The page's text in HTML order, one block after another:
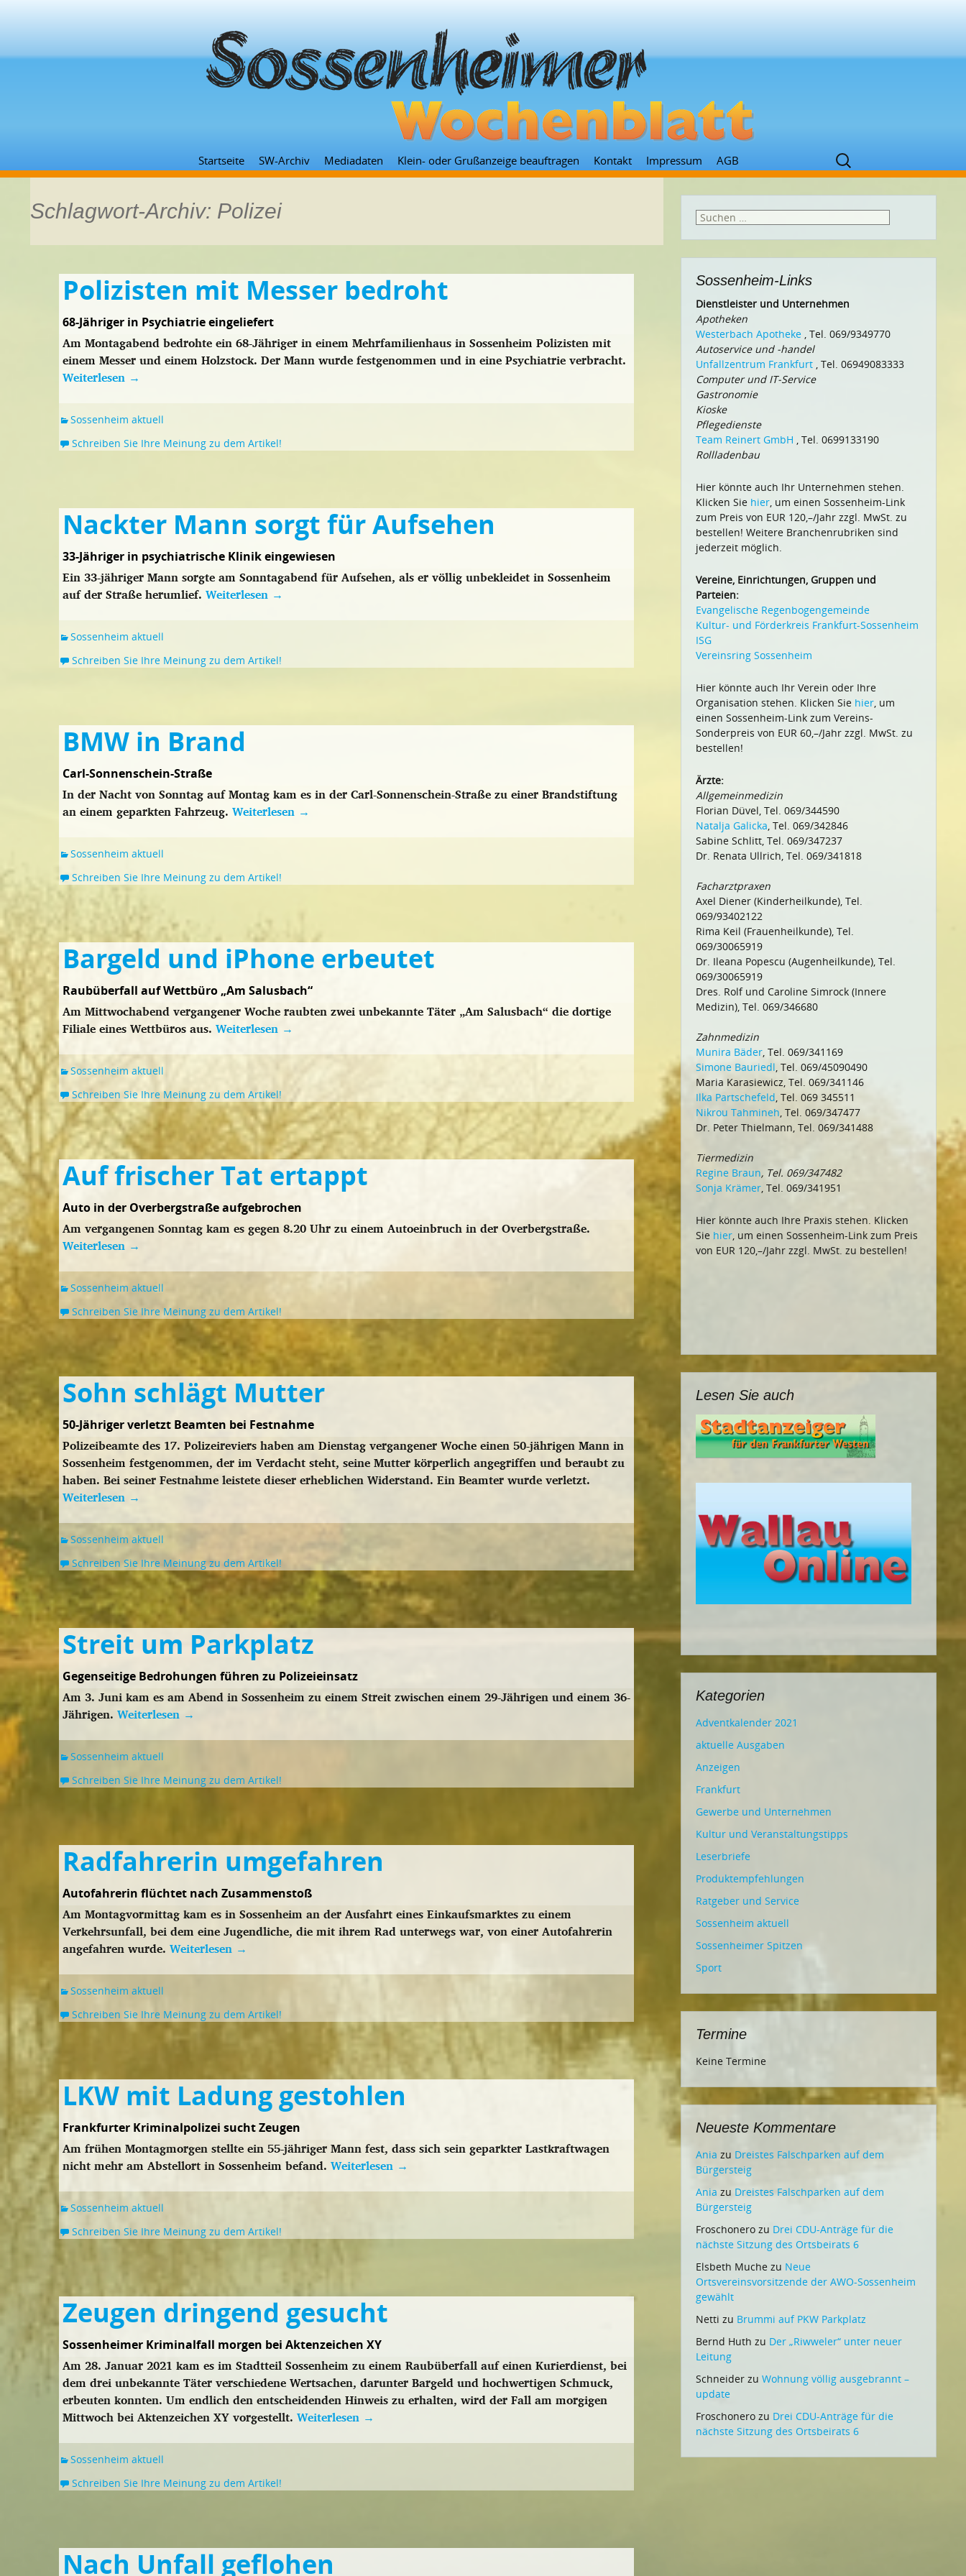
Zum
Inhalt
Startseite SW-Archiv Mediadaten Klein- oder Grußanzeige beauftragen Kontakt Impressum AGB
Suchen
nach:
Schlagwort-Archiv: Polizei
Polizisten mit Messer bedroht
68-Jähriger in Psychiatrie eingeliefert
Am Montagabend bedrohte ein 68-Jähriger in einem Mehrfamilienhaus in Sossenheim Polizisten mit
einem Messer und einem Holzstock. Der Mann wurde festgenommen und in eine Psychiatrie verbracht.
Weiterlesen →
Sossenheim aktuell
Schreiben Sie Ihre Meinung zu dem Artikel!
Nackter Mann sorgt für Aufsehen
33-Jähriger in psychiatrische Klinik eingewiesen
Ein 33-jähriger Mann sorgte am Sonntagabend für Aufsehen, als er völlig unbekleidet in Sossenheim
auf der Straße herumlief. Weiterlesen →
Sossenheim aktuell
Schreiben Sie Ihre Meinung zu dem Artikel!
BMW in Brand
Carl-Sonnenschein-Straße
In der Nacht von Sonntag auf Montag kam es in der Carl-Sonnenschein-Straße zu einer Brandstiftung
an einem geparkten Fahrzeug. Weiterlesen →
Sossenheim aktuell
Schreiben Sie Ihre Meinung zu dem Artikel!
Bargeld und iPhone erbeutet
Raubüberfall auf Wettbüro „Am Salusbach“
Am Mittwochabend vergangener Woche raubten zwei unbekannte Täter „Am Salusbach“ die dortige
Filiale eines Wettbüros aus. Weiterlesen →
Sossenheim aktuell
Schreiben Sie Ihre Meinung zu dem Artikel!
Auf frischer Tat ertappt
Auto in der Overbergstraße aufgebrochen
Am vergangenen Sonntag kam es gegen 8.20 Uhr zu einem Autoeinbruch in der Overbergstraße.
Weiterlesen →
Sossenheim aktuell
Schreiben Sie Ihre Meinung zu dem Artikel!
Sohn schlägt Mutter
50-Jähriger verletzt Beamten bei Festnahme
Polizeibeamte des 17. Polizeireviers haben am Dienstag vergangener Woche einen 50-jährigen Mann in
Sossenheim festgenommen, der im Verdacht steht, seine Mutter körperlich angegriffen und beraubt zu
haben. Bei seiner Festnahme leistete dieser erheblichen Widerstand. Ein Beamter wurde verletzt.
Weiterlesen →
Sossenheim aktuell
Schreiben Sie Ihre Meinung zu dem Artikel!
Streit um Parkplatz
Gegenseitige Bedrohungen führen zu Polizeieinsatz
Am 3. Juni kam es am Abend in Sossenheim zu einem Streit zwischen einem 29-Jährigen und einem 36-
Jährigen. Weiterlesen →
Sossenheim aktuell
Schreiben Sie Ihre Meinung zu dem Artikel!
Radfahrerin umgefahren
Autofahrerin flüchtet nach Zusammenstoß
Am Montagvormittag kam es in Sossenheim an der Ausfahrt eines Einkaufsmarktes zu einem
Verkehrsunfall, bei dem eine Jugendliche, die mit ihrem Rad unterwegs war, von einer Autofahrerin
angefahren wurde. Weiterlesen →
Sossenheim aktuell
Schreiben Sie Ihre Meinung zu dem Artikel!
LKW mit Ladung gestohlen
Frankfurter Kriminalpolizei sucht Zeugen
Am frühen Montagmorgen stellte ein 55-jähriger Mann fest, dass sich sein geparkter Lastkraftwagen
nicht mehr am Abstellort in Sossenheim befand. Weiterlesen →
Sossenheim aktuell
Schreiben Sie Ihre Meinung zu dem Artikel!
Zeugen dringend gesucht
Sossenheimer Kriminalfall morgen bei Aktenzeichen XY
Am 28. Januar 2021 kam es im Stadtteil Sossenheim zu einem Raubüberfall auf einen Kurierdienst, bei
dem drei unbekannte Täter verschiedene Wertsachen, darunter Bargeld und hochwertigen Schmuck,
erbeuten konnten. Um endlich den entscheidenden Hinweis zu erhalten, wird der Fall am morgigen
Mittwoch bei Aktenzeichen XY vorgestellt. Weiterlesen →
Sossenheim aktuell
Schreiben Sie Ihre Meinung zu dem Artikel!
Nach Unfall geflohen
Suchen
Sossenheim-Links
Dienstleister und Unternehmen
Apotheken
Westerbach Apotheke, Tel. 069/9349770
Autoservice und -handel
Unfallzentrum Frankfurt, Tel. 06949083333
Computer und IT-Service
Gastronomie
Kioske
Pflegedienste
Team Reinert GmbH , Tel. 0699133190
Rollladenbau
Hier könnte auch Ihr Unternehmen stehen.
Klicken Sie hier, um einen Sossenheim-Link
zum Preis von EUR 120,–/Jahr zzgl. MwSt. zu
bestellen! Weitere Branchenrubriken sind
jederzeit möglich.
Vereine, Einrichtungen, Gruppen und
Parteien:
Evangelische Regenbogengemeinde
Kultur- und Förderkreis Frankfurt-Sossenheim
ISG
Vereinsring Sossenheim
Hier könnte auch Ihr Verein oder Ihre
Organisation stehen. Klicken Sie hier, um
einen Sossenheim-Link zum Vereins-
Sonderpreis von EUR 60,–/Jahr zzgl. MwSt. zu
bestellen!
Ärzte:
Allgemeinmedizin
Florian Düvel, Tel. 069/344590
Natalja Galicka, Tel. 069/342846
Sabine Schlitt, Tel. 069/347237
Dr. Renata Ullrich, Tel. 069/341818
Facharztpraxen
Axel Diener (Kinderheilkunde), Tel.
069/93402122
Rima Keil (Frauenheilkunde), Tel.
069/30065919
Dr. Ileana Popescu (Augenheilkunde), Tel.
069/30065919
Dres. Rolf und Caroline Simrock (Innere
Medizin), Tel. 069/346680
Zahnmedizin
Munira Bäder, Tel. 069/341169
Simone Bauriedl, Tel. 069/45090490
Maria Karasiewicz, Tel. 069/341146
Ilka Partschefeld, Tel. 069 345511
Nikrou Tahmineh, Tel. 069/347477
Dr. Peter Thielmann, Tel. 069/341488
Tiermedizin
Regine Braun, Tel. 069/347482
Sonja Krämer, Tel. 069/341951
Hier könnte auch Ihre Praxis stehen. Klicken
Sie hier, um einen Sossenheim-Link zum Preis
von EUR 120,–/Jahr zzgl. MwSt. zu bestellen!
Lesen Sie auch
Kategorien
Adventkalender 2021
aktuelle Ausgaben
Anzeigen
Frankfurt
Gewerbe und Unternehmen
Kultur und Veranstaltungstipps
Leserbriefe
Produktempfehlungen
Ratgeber und Service
Sossenheim aktuell
Sossenheimer Spitzen
Sport
Termine
Keine Termine
Neueste Kommentare
Ania zu Dreistes Falschparken auf dem
Bürgersteig
Ania zu Dreistes Falschparken auf dem
Bürgersteig
Froschonerozu Drei CDU-Anträge für die
nächste Sitzung des Ortsbeirats 6
Elsbeth Muchezu Neue
Ortsvereinsvorsitzende der AWO-Sossenheim
gewählt
Netti zu Brummi auf PKW Parkplatz
Bernd Huth zu Der „Riwweler“ unter neuer
Leitung
Schneiderzu Wohnung völlig ausgebrannt –
update
Froschonerozu Drei CDU-Anträge für die
nächste Sitzung des Ortsbeirats 6